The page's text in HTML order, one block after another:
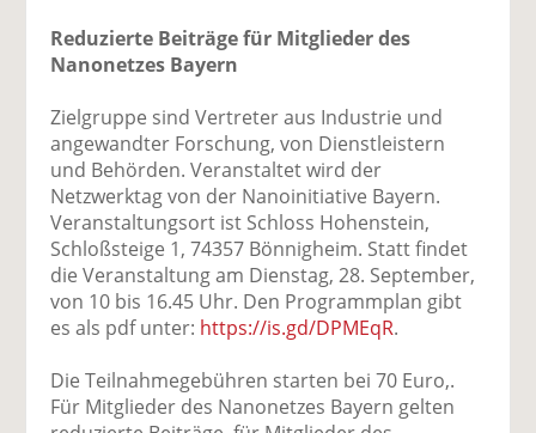
Reduzierte Beiträge für Mitglieder des
Nanonetzes Bayern
Zielgruppe sind Vertreter aus Industrie und
angewandter Forschung, von Dienstleistern
und Behörden. Veranstaltet wird der
Netzwerktag von der Nanoinitiative Bayern.
Veranstaltungsort ist Schloss Hohenstein,
Schloßsteige 1, 74357 Bönnigheim. Statt findet
die Veranstaltung am Dienstag, 28. September,
von 10 bis 16.45 Uhr. Den Programmplan gibt
es als pdf unter: https://is.gd/DPMEqR.
Die Teilnahmegebühren starten bei 70 Euro,.
Für Mitglieder des Nanonetzes Bayern gelten